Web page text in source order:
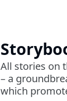
All stories on
– a
which